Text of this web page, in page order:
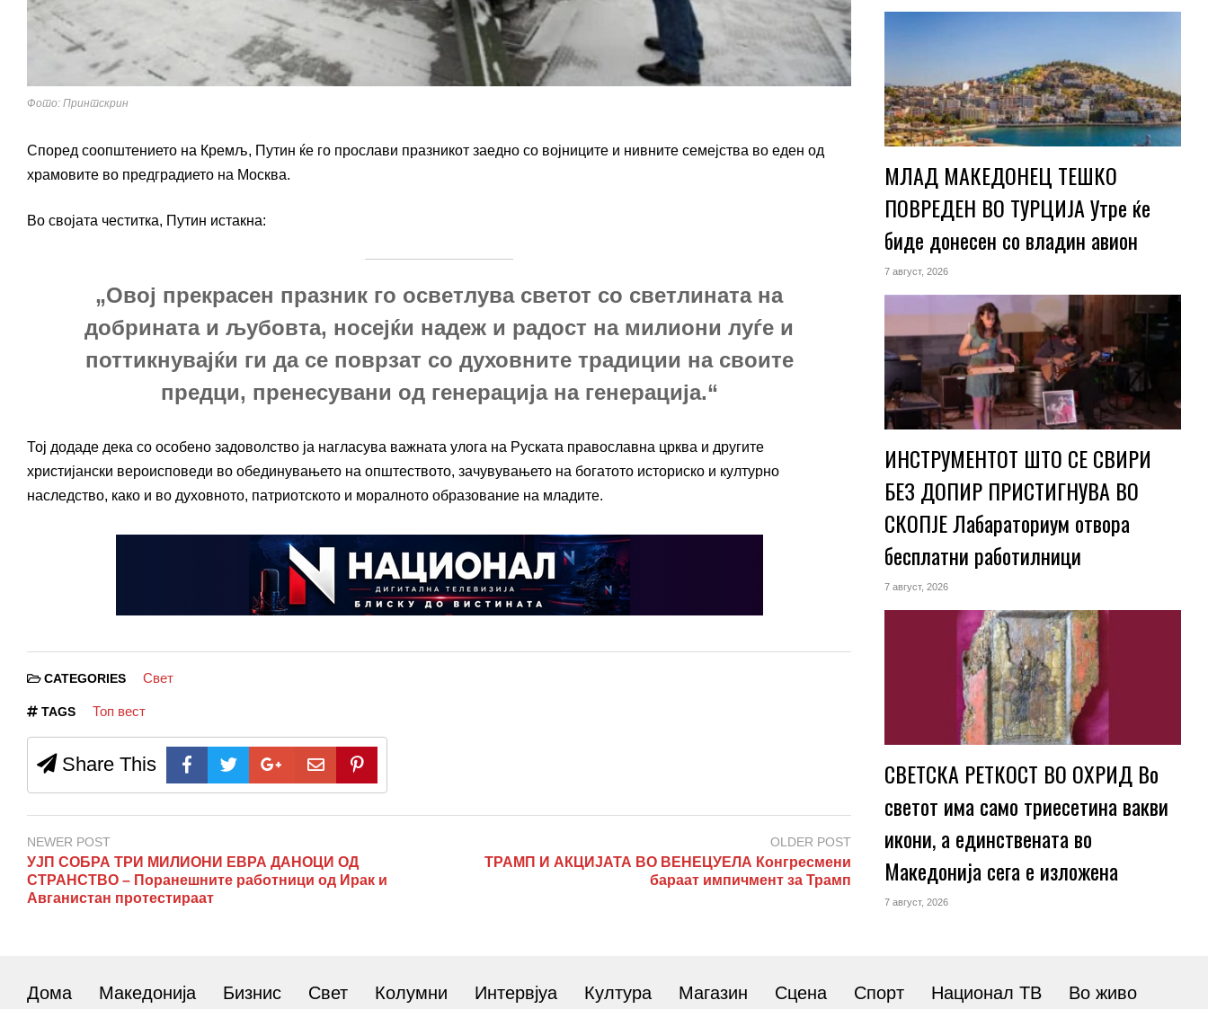
Фото: Принтскрин
Според соопштението на Кремљ, Путин ќе го прослави празникот заедно со војниците и нивните семејства во еден од
храмовите во предградието на Москва.
Во својата честитка, Путин истакна:
„Овој прекрасен празник го осветлува светот со светлината на
добрината и љубовта, носејќи надеж и радост на милиони луѓе и
поттикнувајќи ги да се поврзат со духовните традиции на своите
предци, пренесувани од генерација на генерација.“
Тој додаде дека со особено задоволство ја нагласува важната улога на Руската православна црква и другите
христијански вероисповеди во обединувањето на општеството, зачувувањето на богатото историско и културно
наследство, како и во духовното, патриотското и моралното образование на младите.
CATEGORIES Свет
TAGS Топ вест
Share This
NEWER POST
УЈП СОБРА ТРИ МИЛИОНИ ЕВРА ДАНОЦИ ОД
СТРАНСТВО – Поранешните работници од Ирак и
Авганистан протестираат
OLDER POST
ТРАМП И АКЦИЈАТА ВО ВЕНЕЦУЕЛА Конгресмени
бараат импичмент за Трамп
МЛАД МАКЕДОНЕЦ ТЕШКО
ПОВРЕДЕН ВО ТУРЦИЈА Утре ќе
биде донесен со владин авион
7 август, 2026
ИНСТРУМЕНТОТ ШТО СЕ СВИРИ
БЕЗ ДОПИР ПРИСТИГНУВА ВО
СКОПЈЕ Лабараториум отвора
бесплатни работилници
7 август, 2026
СВЕТСКА РЕТКОСТ ВО ОХРИД Во
светот има само триесетина вакви
икони, а единствената во
Македонија сега е изложена
7 август, 2026
Дома Македонија Бизнис Свет Колумни Интервјуа Култура Магазин Сцена Спорт Национал ТВ Во живо